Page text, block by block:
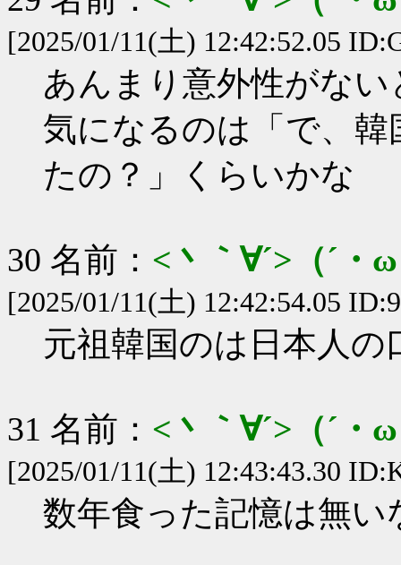
[2025/01/11(土) 12:42:52.05
あんまり意外性がな
気になるのは「で、
たの？」くらいかな
30 名前： <丶｀∀´>（´
[2025/01/11(土) 12:42:54.05
元祖韓国のは日本人の
31 名前： <丶｀∀´>（´
[2025/01/11(土) 12:43:43.30
数年食った記憶は無い